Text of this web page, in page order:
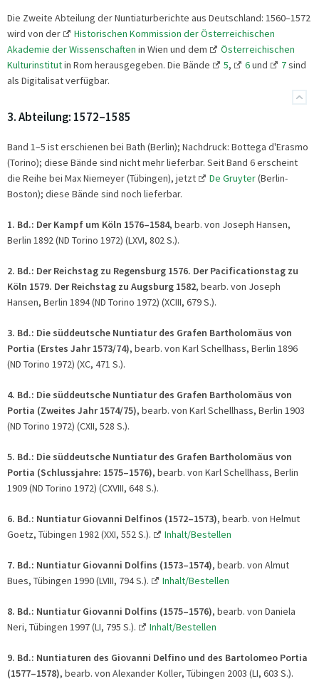
Die Zweite Abteilung der Nuntiaturberichte aus Deutschland: 1560–1572
wird von der
Historischen Kommission der Österreichischen
Akademie der Wissenschaften in Wien und dem
Österreichischen
Kulturinstitutin Rom herausgegeben. Die Bände 5, 6und 7sind
als Digitalisat verfügbar.
3. Abteilung: 1572–1585
Band 1–5 ist erschienen bei Bath (Berlin); Nachdruck: Bottega d'Erasmo
(Torino); diese Bände sind nicht mehr lieferbar. Seit Band 6 erscheint
die Reihe bei Max Niemeyer (Tübingen), jetzt
De Gruyter(Berlin-
Boston); diese Bände sind noch lieferbar.
1. Bd.: Der Kampf um Köln 1576–1584, bearb. von Joseph Hansen,
Berlin 1892 (ND Torino 1972) (LXVI, 802 S.).
2. Bd.: Der Reichstag zu Regensburg 1576. Der Pacificationstag zu
Köln 1579. Der Reichstag zu Augsburg 1582, bearb. von Joseph
Hansen, Berlin 1894 (ND Torino 1972) (XCIII, 679 S.).
3. Bd.: Die süddeutsche Nuntiatur des Grafen Bartholomäus von
Portia (Erstes Jahr 1573/74), bearb. von Karl Schellhass, Berlin 1896
(ND Torino 1972) (XC, 471 S.).
4. Bd.: Die süddeutsche Nuntiatur des Grafen Bartholomäus von
Portia (Zweites Jahr 1574/75), bearb. von Karl Schellhass, Berlin 1903
(ND Torino 1972) (CXII, 528 S.).
5. Bd.: Die süddeutsche Nuntiatur des Grafen Bartholomäus von
Portia (Schlussjahre: 1575–1576), bearb. von Karl Schellhass, Berlin
1909 (ND Torino 1972) (CXVIII, 648 S.).
6. Bd.: Nuntiatur Giovanni Delfinos (1572–1573), bearb. von Helmut
Goetz, Tübingen 1982 (XXI, 552 S.).
Inhalt/Bestellen
7. Bd.: Nuntiatur Giovanni Dolfins (1573–1574), bearb. von Almut
Bues, Tübingen 1990 (LVIII, 794 S.).
Inhalt/Bestellen
8. Bd.: Nuntiatur Giovanni Dolfins (1575–1576), bearb. von Daniela
Neri, Tübingen 1997 (LI, 795 S.).
Inhalt/Bestellen
9. Bd.: Nuntiaturen des Giovanni Delfino und des Bartolomeo Portia
(1577–1578), bearb. von Alexander Koller, Tübingen 2003 (LI, 603 S.).